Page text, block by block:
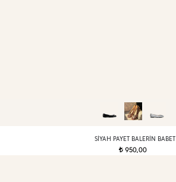
SIYAH PAYET BALERIN BABET
t950,00